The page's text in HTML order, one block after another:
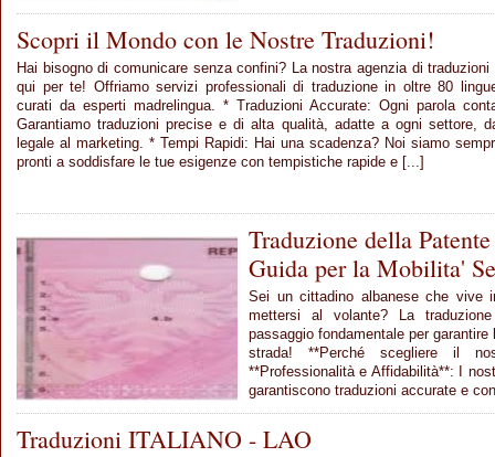
Scopri il Mondo con le Nostre Traduzioni!
Hai bisogno di comunicare senza confini? La nostra agenzia di traduzioni
qui per te! Offriamo servizi professionali di traduzione in oltre 80
curati da esperti madrelingua. * Traduzioni Accurate: Ogni parola
Garantiamo traduzioni precise e di alta qualità, adatte a ogni settore,
legale al marketing. * Tempi Rapidi: Hai una scadenza? Noi siamo
pronti a soddisfare le tue esigenze con tempistiche rapide e [...]
Traduzione della
Guida per la Mobilita'
Sei un cittadino albanese che vive
mettersi al volante? La
passaggio fondamentale per
strada! **Perché scegliere il
**Professionalità e Affidabilità**: I
garantiscono traduzioni accurate e
Traduzioni ITALIANO - LAO